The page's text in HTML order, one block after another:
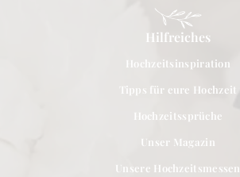
Hilfreiches
Hochzeitsinspiration
Tipps für eure Hochzeit
Hochzeitssprüche
Unser Magazin
Unsere Hochzeitsmessen